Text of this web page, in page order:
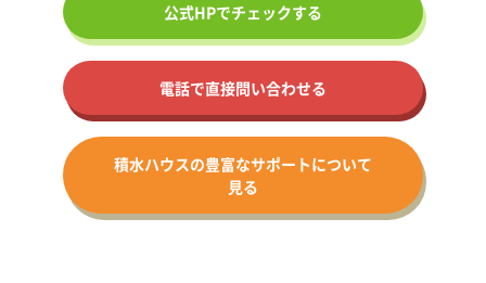
公式HPでチェックする
電話で直接問い合わせる
積水ハウスの豊富なサポートについて
見る